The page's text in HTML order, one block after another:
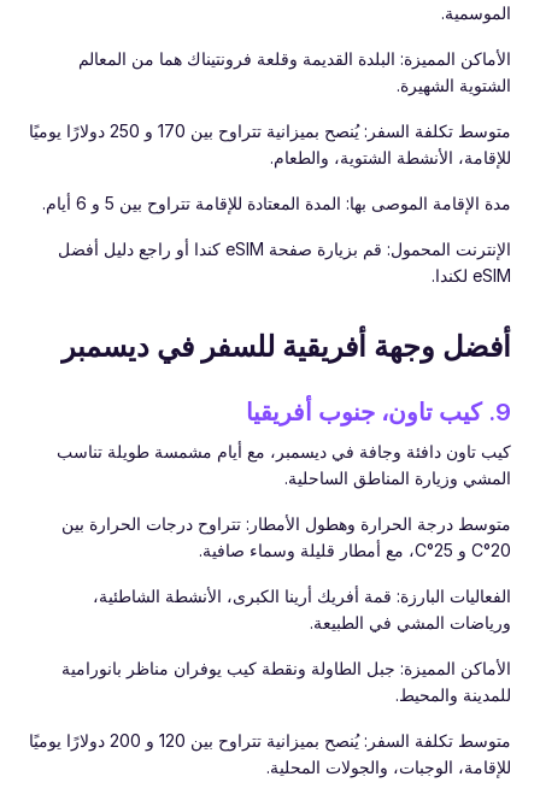
الموسمية.
الأماكن المميزة: البلدة القديمة وقلعة فرونتيناك هما من المعالم
الشتوية الشهيرة.
متوسط تكلفة السفر: يُنصح بميزانية تتراوح بين 170 و 250 دولارًا يوميًا
للإقامة، الأنشطة الشتوية، والطعام.
مدة الإقامة الموصى بها: المدة المعتادة للإقامة تتراوح بين 5 و 6 أيام.
الإنترنت المحمول: قم بزيارة صفحة eSIM كندا أو راجع دليل أفضل
eSIM لكندا.
أفضل وجهة أفريقية للسفر في ديسمبر
9. كيب تاون، جنوب أفريقيا
كيب تاون دافئة وجافة في ديسمبر، مع أيام مشمسة طويلة تناسب
المشي وزيارة المناطق الساحلية.
متوسط درجة الحرارة وهطول الأمطار: تتراوح درجات الحرارة بين
20°C و 25°C، مع أمطار قليلة وسماء صافية.
الفعاليات البارزة: قمة أفريك أرينا الكبرى، الأنشطة الشاطئية،
ورياضات المشي في الطبيعة.
الأماكن المميزة: جبل الطاولة ونقطة كيب يوفران مناظر بانورامية
للمدينة والمحيط.
متوسط تكلفة السفر: يُنصح بميزانية تتراوح بين 120 و 200 دولارًا يوميًا
للإقامة، الوجبات، والجولات المحلية.